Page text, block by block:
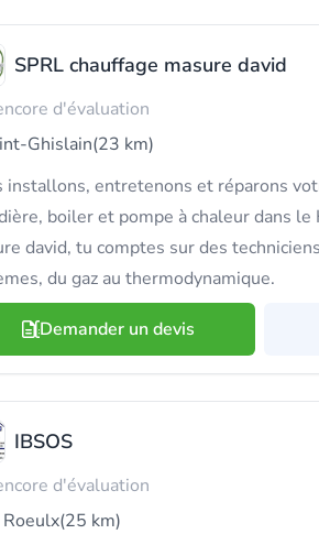
SPRL chauffage masure david
d'évaluation
Ghislain(23 km)
installons, entretenons et réparons
boiler et pompe à chaleur dans le
david, tu comptes sur des
du gaz au thermodynamique.
Demander un devis
IBSOS
d'évaluation
Roeulx(25 km)